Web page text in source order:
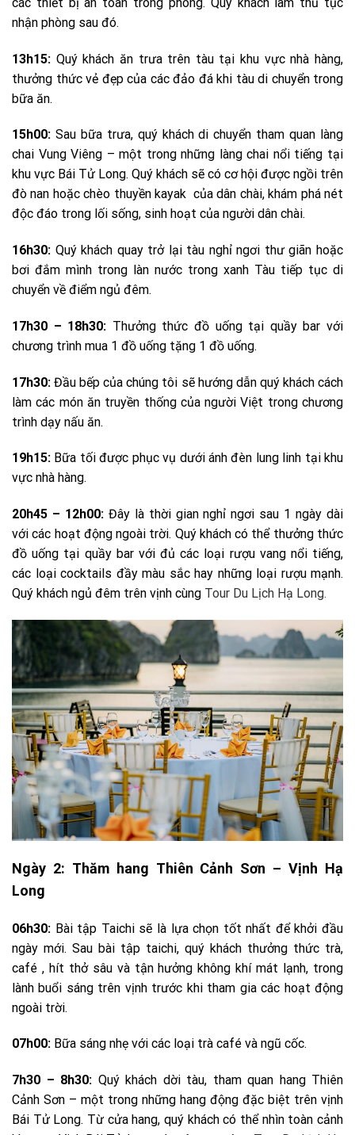
nhận phòng sau đó.
13h15: Quý khách ăn trưa trên tàu tại khu vực nhà hàng,
thưởng thức vẻ đẹp của các đảo đá khi tàu di chuyển trong
bữa ăn.
15h00: Sau bữa trưa, quý khách di chuyển tham quan làng
chai Vung Viêng – một trong những làng chai nổi tiếng tại
khu vực Bái Tử Long. Quý khách sẽ có cơ hội được ngồi trên
đò nan hoặc chèo thuyền kayak của dân chài, khám phá nét
độc đáo trong lối sống, sinh hoạt của người dân chài.
16h30: Quý khách quay trở lại tàu nghỉ ngơi thư giãn hoặc
bơi đắm mình trong làn nước trong xanh Tàu tiếp tục di
chuyển về điểm ngủ đêm.
17h30 – 18h30: Thưởng thức đồ uống tại quầy bar với
chương trình mua 1 đồ uống tặng 1 đồ uống.
17h30:Đầu bếp của chúng tôi sẽ hướng dẫn quý khách cách
làm các món ăn truyền thống của người Việt trong chương
trình dạy nấu ăn.
19h15: Bữa tối được phục vụ dưới ánh đèn lung linh tại khu
vực nhà hàng.
20h45 – 12h00:Đây là thời gian nghỉ ngơi sau 1 ngày dài
với các hoạt động ngoài trời. Quý khách có thể thưởng thức
đồ uống tại quầy bar với đủ các loại rượu vang nổi tiếng,
các loại cocktails đầy màu sắc hay những loại rượu mạnh.
Quý khách ngủ đêm trên vịnh cùng Tour Du Lịch Hạ Long.
Ngày 2: Thăm hang Thiên Cảnh Sơn – Vịnh Hạ
Long
06h30: Bài tập Taichi sẽ là lựa chọn tốt nhất để khởi đầu
ngày mới. Sau bài tập taichi, quý khách thưởng thức trà,
café , hít thở sâu và tận hưởng không khí mát lạnh, trong
lành buổi sáng trên vịnh trước khi tham gia các hoạt động
ngoài trời.
07h00: Bữa sáng nhẹ với các loại trà café và ngũ cốc.
7h30 – 8h30: Quý khách dời tàu, tham quan hang Thiên
Cảnh Sơn – một trong những hang động đặc biệt trên vịnh
Bái Tử Long. Từ cửa hang, quý khách có thể nhìn toàn cảnh